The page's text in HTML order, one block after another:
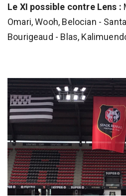
Le XI possible contre Lens :
Omari, Wooh, Belocian -
Bourigeaud - Blas,